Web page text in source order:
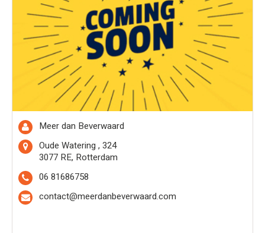
Meer dan Beverwaard
Oude Watering , 324
3077 RE, Rotterdam
06 81686758
contact@meerdanbeverwaard.com